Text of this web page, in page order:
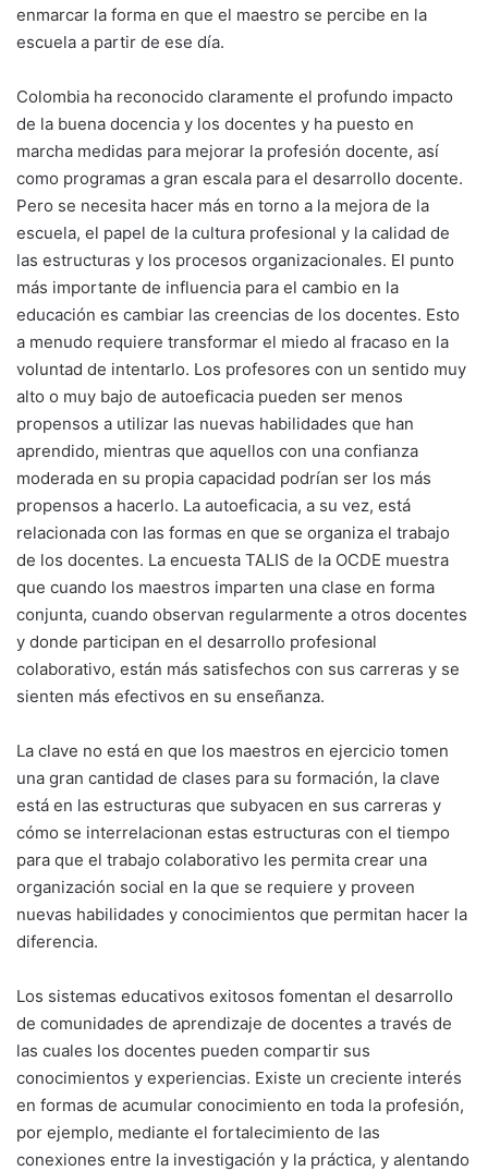
enmarcar la forma en que el maestro se percibe en la
escuela a partir de ese día.
Colombia ha reconocido claramente el profundo impacto
de la buena docencia y los docentes y ha puesto en
marcha medidas para mejorar la profesión docente, así
como programas a gran escala para el desarrollo docente.
Pero se necesita hacer más en torno a la mejora de la
escuela, el papel de la cultura profesional y la calidad de
las estructuras y los procesos organizacionales. El punto
más importante de influencia para el cambio en la
educación es cambiar las creencias de los docentes. Esto
a menudo requiere transformar el miedo al fracaso en la
voluntad de intentarlo. Los profesores con un sentido muy
alto o muy bajo de autoeficacia pueden ser menos
propensos a utilizar las nuevas habilidades que han
aprendido, mientras que aquellos con una confianza
moderada en su propia capacidad podrían ser los más
propensos a hacerlo. La autoeficacia, a su vez, está
relacionada con las formas en que se organiza el trabajo
de los docentes. La encuesta TALIS de la OCDE muestra
que cuando los maestros imparten una clase en forma
conjunta, cuando observan regularmente a otros docentes
y donde participan en el desarrollo profesional
colaborativo, están más satisfechos con sus carreras y se
sienten más efectivos en su enseñanza.
La clave no está en que los maestros en ejercicio tomen
una gran cantidad de clases para su formación, la clave
está en las estructuras que subyacen en sus carreras y
cómo se interrelacionan estas estructuras con el tiempo
para que el trabajo colaborativo les permita crear una
organización social en la que se requiere y proveen
nuevas habilidades y conocimientos que permitan hacer la
diferencia.
Los sistemas educativos exitosos fomentan el desarrollo
de comunidades de aprendizaje de docentes a través de
las cuales los docentes pueden compartir sus
conocimientos y experiencias. Existe un creciente interés
en formas de acumular conocimiento en toda la profesión,
por ejemplo, mediante el fortalecimiento de las
conexiones entre la investigación y la práctica, y alentando